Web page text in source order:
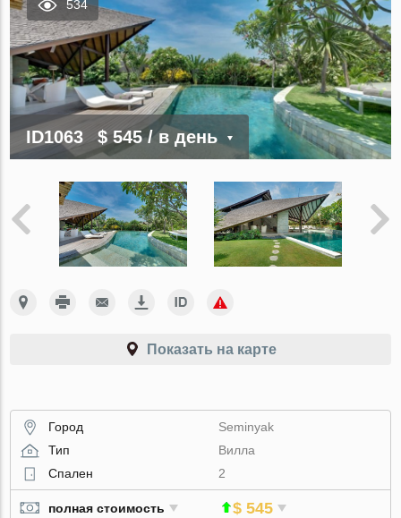
534
ID1063 $ 545/ в день
Показать на карте
Город
Seminyak
Тип
Вилла
Спален
2
полная стоимость $ 545